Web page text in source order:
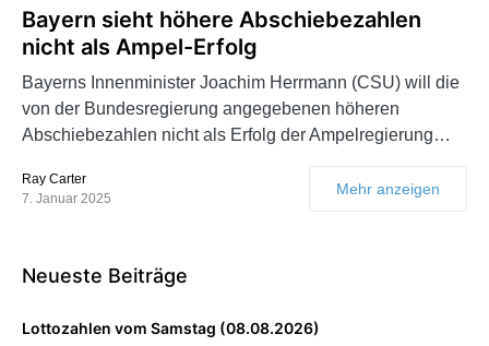
Bayern sieht höhere Abschiebezahlen
nicht als Ampel-Erfolg
Bayerns Innenminister Joachim Herrmann (CSU) will die
von der Bundesregierung angegebenen höheren
Abschiebezahlen nicht als Erfolg der Ampelregierung…
Ray Carter
7. Januar 2025
Mehr anzeigen
Neueste Beiträge
Lottozahlen vom Samstag (08.08.2026)